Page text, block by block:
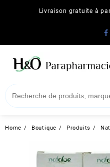
Livraison gratuite à
Home Boutique Produits